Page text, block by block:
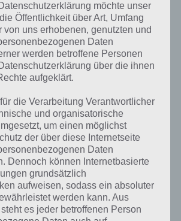
stimmt leider nicht mehr?
wir dir oben Etwas, das einen Alarm hat
mehr aktuell sein sollte oder ein Wort in der
fehlt, so teile uns die korrekten Lösungen
mit. Nur so können wir stets die
Entwickler die Lösungen immer mal wieder
bei 94%
94% musst du auf Basis eines Bildes oder
herausfinden, die von anderen Spielern
worden sind. Nur so kannst du das nächste
möchte unser
Öffentlichkeit über Art, Umfang
von uns erhobenen, genutzten und
Daten
werden betroffene Personen
über die ihnen
aufgeklärt.
die Verarbeitung Verantwortlicher
und organisatorische
um einen möglichst
der über diese Internetseite
Daten
Dennoch können Internetbasierte
grundsätzlich
aufweisen, sodass ein absoluter
werden kann. Aus
es jeder betroffenen Person